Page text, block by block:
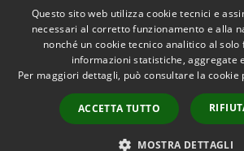
Accessibilità
Questo sito web utilizza cookie tecnici e
necessari al corretto funzionamento e alla
nonché un cookie tecnico analitico al
informazioni statistiche, aggregate
Per maggiori dettagli, può consultare la cookie
ACCETTA TUTTO
MOSTRA DETTAGLI